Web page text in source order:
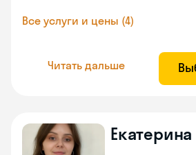
Все услуги и цены (4)
Читать дальше
Екатерина